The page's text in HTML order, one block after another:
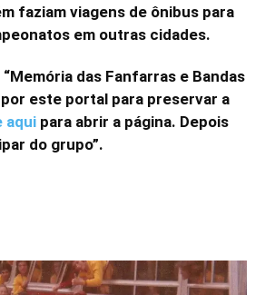
faziam viagens de ônibus para
em outras cidades.
das Fanfarras e Bandas
este portal para preservar a
aqui para abrir a página. Depois
do grupo”.